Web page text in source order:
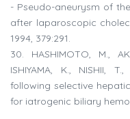
- Pseudo-aneurysm of
after laparoscopic
1994, 379:291.
30. HASHIMOTO, M.,
ISHIYAMA, K., NISHII,
following selective
for iatrogenic biliary